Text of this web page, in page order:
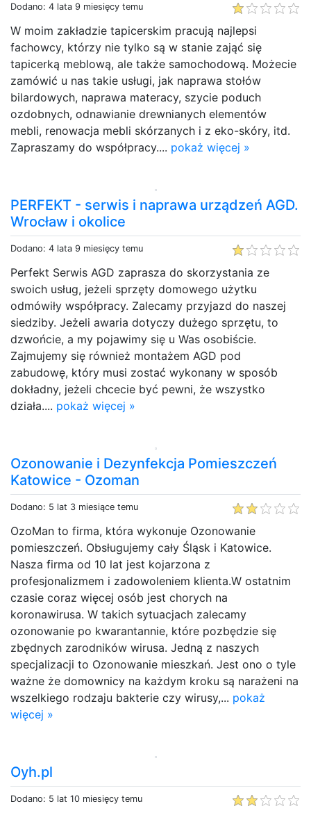
Dodano: 4 lata 9 miesięcy temu
W moim zakładzie tapicerskim pracują najlepsi
fachowcy, którzy nie tylko są w stanie zająć się
tapicerką meblową, ale także samochodową. Możecie
zamówić u nas takie usługi, jak naprawa stołów
bilardowych, naprawa materacy, szycie poduch
ozdobnych, odnawianie drewnianych elementów
mebli, renowacja mebli skórzanych i z eko-skóry, itd.
Zapraszamy do współpracy.... pokaż więcej »
PERFEKT - serwis i naprawa urządzeń AGD.
Wrocław i okolice
Dodano: 4 lata 9 miesięcy temu
Perfekt Serwis AGD zaprasza do skorzystania ze
swoich usług, jeżeli sprzęty domowego użytku
odmówiły współpracy. Zalecamy przyjazd do naszej
siedziby. Jeżeli awaria dotyczy dużego sprzętu, to
dzwońcie, a my pojawimy się u Was osobiście.
Zajmujemy się również montażem AGD pod
zabudowę, który musi zostać wykonany w sposób
dokładny, jeżeli chcecie być pewni, że wszystko
działa.... pokaż więcej »
Ozonowanie i Dezynfekcja Pomieszczeń
Katowice - Ozoman
Dodano: 5 lat 3 miesiące temu
OzoMan to firma, która wykonuje Ozonowanie
pomieszczeń. Obsługujemy cały Śląsk i Katowice.
Nasza firma od 10 lat jest kojarzona z
profesjonalizmem i zadowoleniem klienta.W ostatnim
czasie coraz więcej osób jest chorych na
koronawirusa. W takich sytuacjach zalecamy
ozonowanie po kwarantannie, które pozbędzie się
zbędnych zarodników wirusa. Jedną z naszych
specjalizacji to Ozonowanie mieszkań. Jest ono o tyle
ważne że domownicy na każdym kroku są narażeni na
wszelkiego rodzaju bakterie czy wirusy,... pokaż
więcej »
Oyh.pl
Dodano: 5 lat 10 miesięcy temu